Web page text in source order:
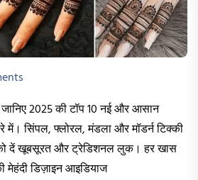
जानिए 2025 की टॉप 10 नई और आसान
में। सिंपल, फ्लोरल, मंडला और मॉडर्न टिक्की
को दें खूबसूरत और ट्रेडिशनल लुक। हर खास
मेहंदी डिज़ाइन आइडियाज